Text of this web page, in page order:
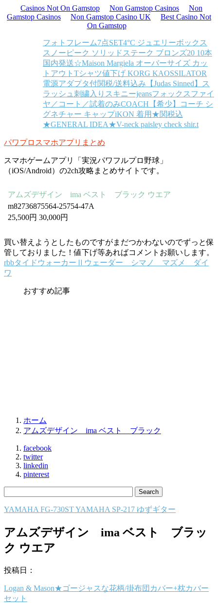
Casinos Not On Gamstop Non Gamstop Casinos
Non
Gamstop Casinos
Non Gamstop Casino UK
Best Casino Not
On Gamstop
フォトフレーム7点SET4°C ジュエリーボックス
スノーピーク ソリッドステーク ブロンズ20 10本
国内発送☆Maison Margiela オーバーサイズ カッ
トアウトTシャツ値下げ KORG KAOSSILATOR
電源アダプタ付関税/送料込み【Judas Sinned】ス
ラッシュ刺繍入りスキニーjeansフォックスファイ
ヤ／コート／試着のみCOACH【希少】コーチ シ
グネチャー キャップiKON 着用★関税込
★GENERAL IDEA★V-neck paisley check shir.t
パワプロスマホアプリまとめ
スマホゲームアプリ「実況パワフルプロ野球」
（iOS/Android）の2ch攻略まとめサイトです。
アムズデザイン ima ベスト ブラック ウエア
m82736875564-25754-47A
25,500円 30,000円
買い替えようとしたものですがまだつかわないのでずっと保
管しておりました！値下げ等あればコメントお願いします。
rbbタイドウォーカーⅡウェーダー シマノ マズメ ダイ
ワ
おすすめ記事
ホーム
アムズデザイン ima ベスト ブラック
facebook
twitter
linkedin
pinterest
YAMAHA FG-730ST YAMAHA SP-217 ゆずギター
アムズデザイン ima ベスト ブラッ
ク ウエア
投稿日：
Logan & Mason★ゴージャスな花柄/掛布団カバー+枕カバー
セット